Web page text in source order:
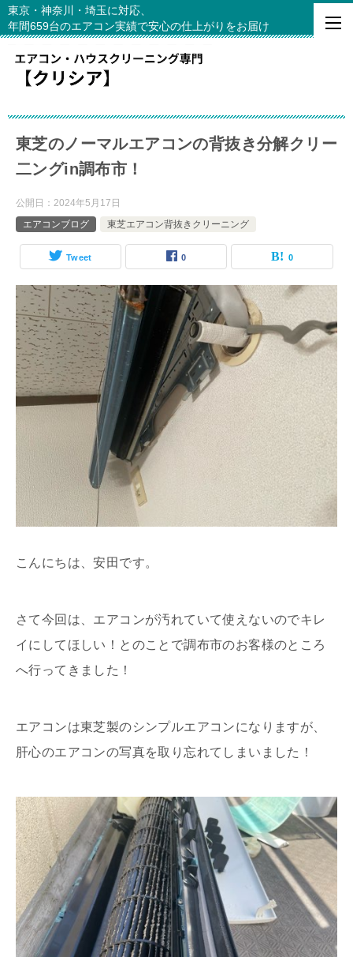
東京・神奈川・埼玉に対応、
年間659台のエアコン実績で安心の仕上がりをお届け
東芝のノーマルエアコンの背抜き分解クリー
二ングin調布市！
公開日： 2024年5月17日
エアコンブログ
東芝エアコン背抜きクリーニング
Tweet 0 0
こんにちは、安田です。
さて今回は、エアコンが汚れていて使えないのでキレ
イにしてほしい！とのことで調布市のお客様のところ
へ行ってきました！
エアコンは東芝製のシンプルエアコンになりますが、
肝心のエアコンの写真を取り忘れてしまいました！